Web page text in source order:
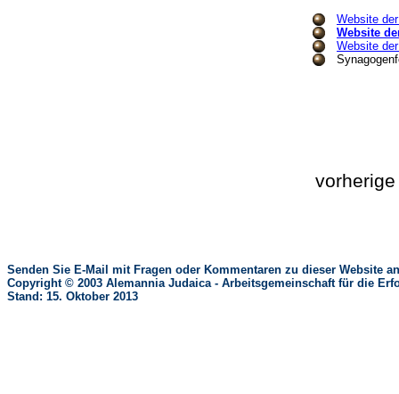
Website
Website
Website
Senden Sie E-Mail mit Fragen oder Kommentaren zu dieser Website
Copyright © 2003 Alemannia Judaica - Arbeitsgemeinschaft für die
Stand: 15. Oktober 2013